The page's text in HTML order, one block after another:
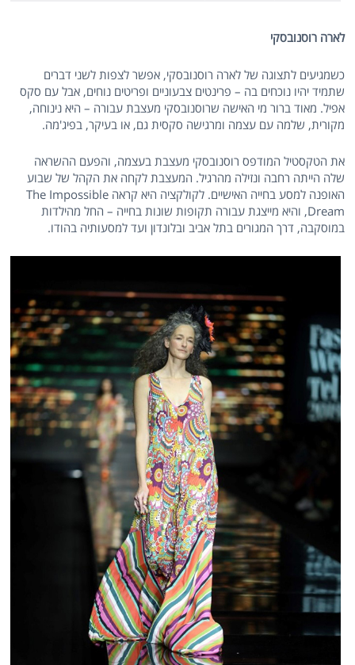
לארה רוסנובסקי
כשמגיעים לתצוגה של לארה רוסנובסקי, אפשר לצפות לשני דברים
שתמיד יהיו נוכחים בה – פרינטים צבעוניים ופריטים נוחים, אבל עם סקס
אפיל. מאוד ברור מי האישה שרוסנובסקי מעצבת עבורה – היא נינוחה,
מקורית, שלמה עם עצמה ומרגישה סקסית גם, או בעיקר, בפיג'מה.
את הטקסטיל המודפס רוסנובסקי מעצבת בעצמה, והפעם ההשראה
שלה הייתה רחבה ונזילה מהרגיל. המעצבת לקחה את הקהל של שבוע
האופנה למסע בחייה האישיים. לקולקציה היא קראה The Impossible
Dream, והיא מייצגת עבורה תקופות שונות בחייה – החל מהילדות
במוסקבה, דרך המגורים בתל אביב ובלונדון ועד למסעותיה בהודו.